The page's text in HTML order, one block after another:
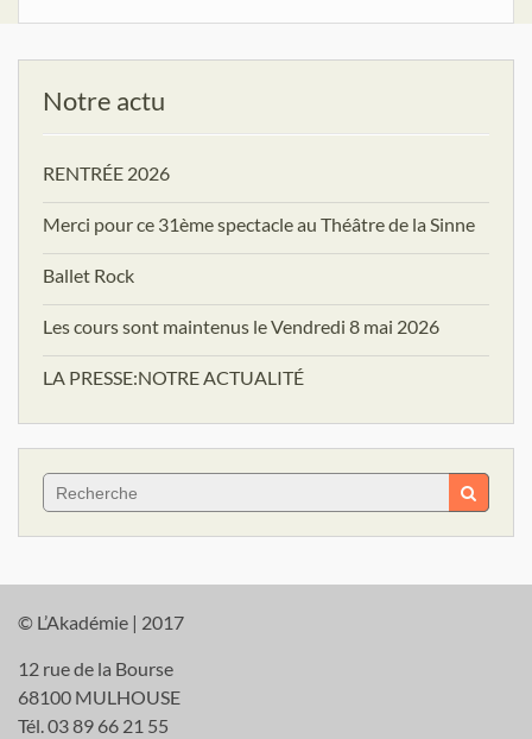
articles
Notre actu
RENTRÉE 2026
Merci pour ce 31ème spectacle au Théâtre de la Sinne
Ballet Rock
Les cours sont maintenus le Vendredi 8 mai 2026
LA PRESSE:NOTRE ACTUALITÉ
Search
for:
© L’Akadémie | 2017
12 rue de la Bourse
68100 MULHOUSE
Tél. 03 89 66 21 55